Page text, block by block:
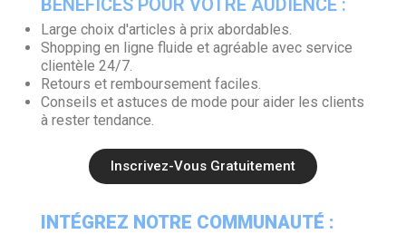
Large choix d'articles à prix abordables.
Shopping en ligne fluide et agréable avec service
clientèle 24/7.
Retours et remboursement faciles.
Conseils et astuces de mode pour aider les clients
à rester tendance.
Inscrivez-Vous Gratuitement
INTÉGREZ NOTRE COMMUNAUTÉ :